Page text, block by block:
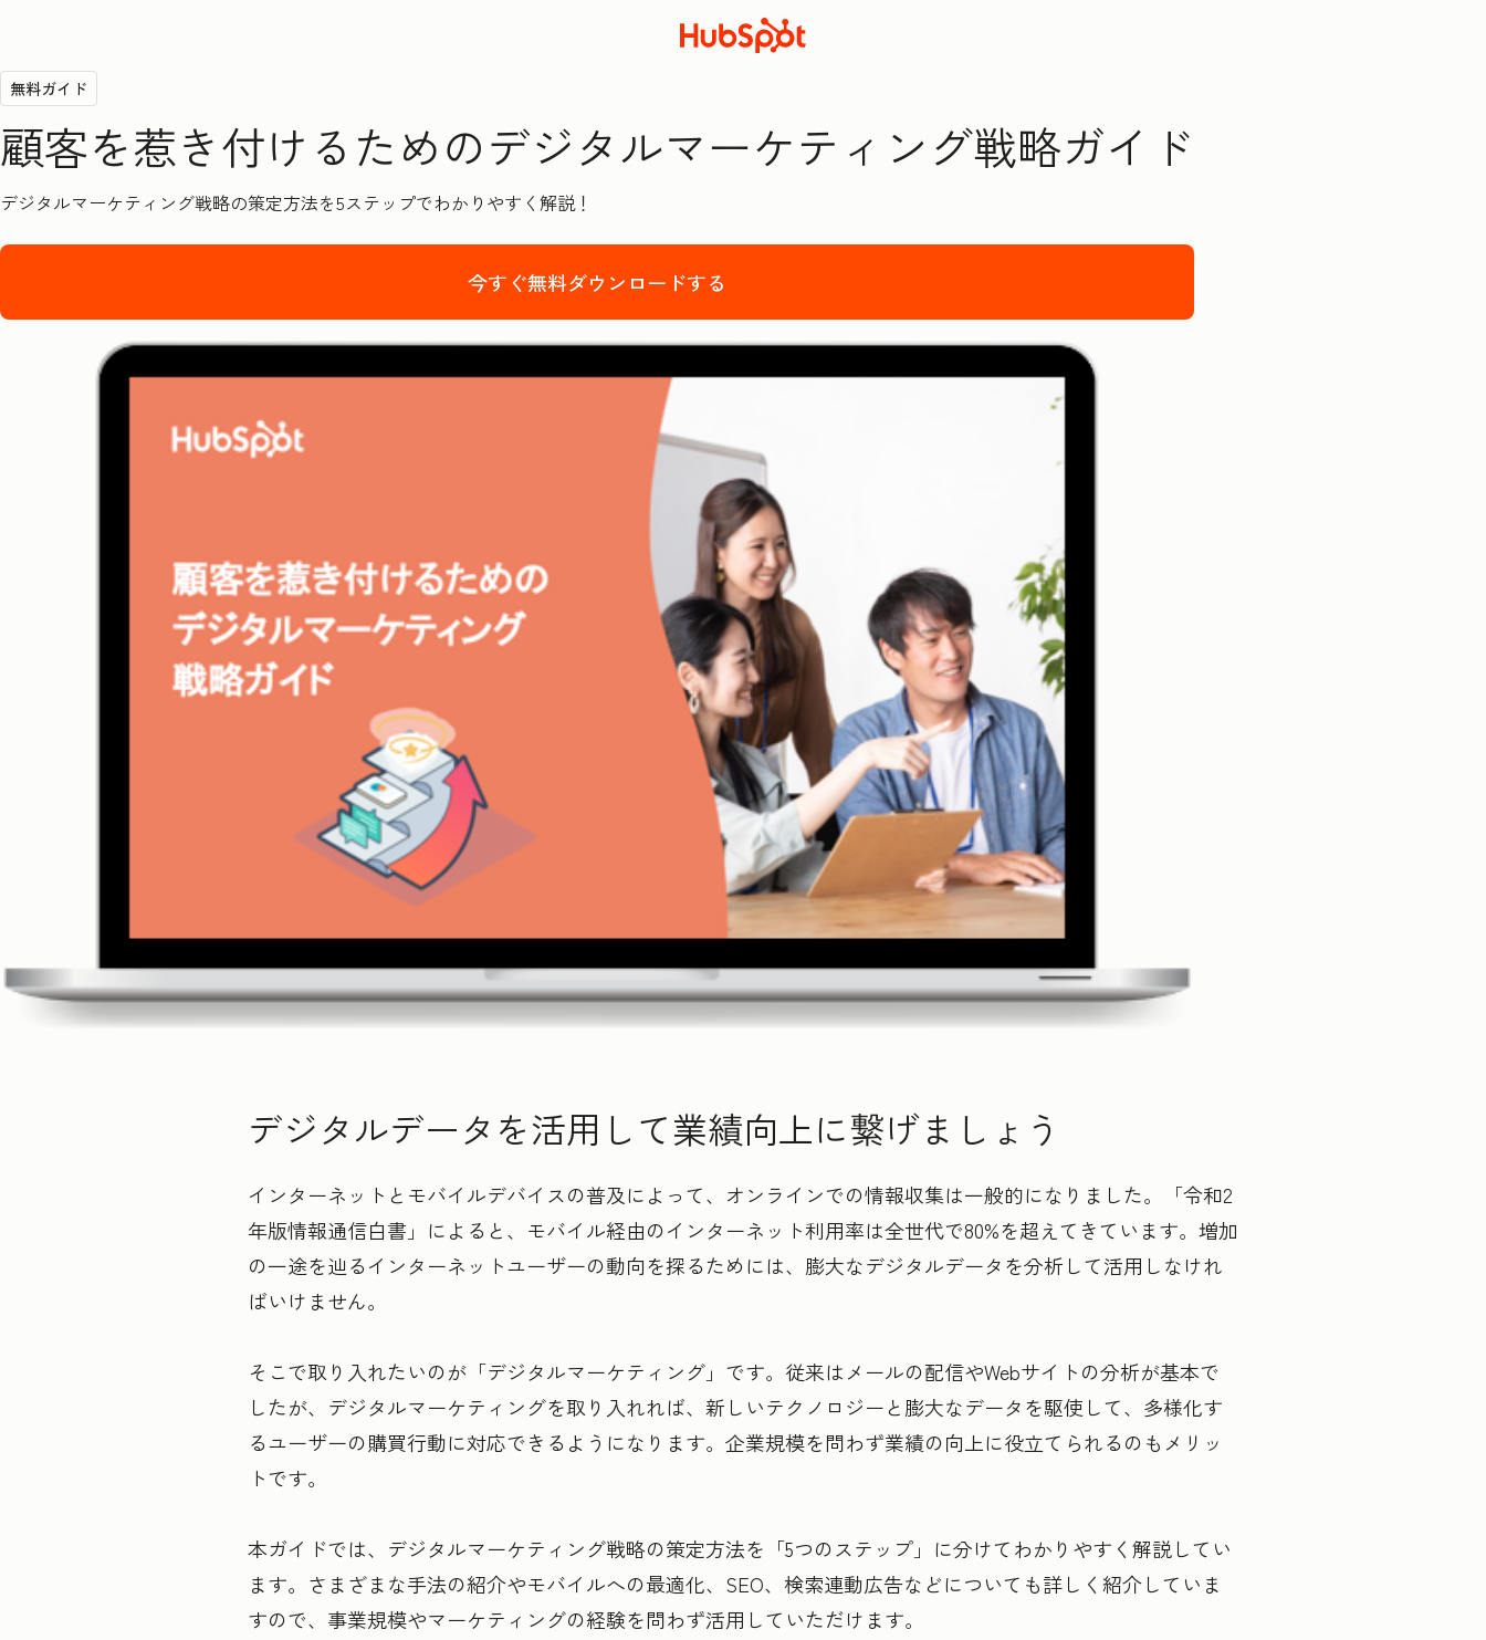
無料ガイド
顧客を惹き付けるためのデジタルマーケティング戦略ガイド
デジタルマーケティング戦略の策定方法を5ステップでわかりやすく解説！
今すぐ無料ダウンロードする
デジタルデータを活用して業績向上に繋げましょう
インターネットとモバイルデバイスの普及によって、オンラインでの情報収集は一般的になりました。「令和2
年版情報通信白書」によると、モバイル経由のインターネット利用率は全世代で80%を超えてきています。増加
の一途を辿るインターネットユーザーの動向を探るためには、膨大なデジタルデータを分析して活用しなけれ
ばいけません。
そこで取り入れたいのが「デジタルマーケティング」です。従来はメールの配信やWebサイトの分析が基本で
したが、デジタルマーケティングを取り入れれば、新しいテクノロジーと膨大なデータを駆使して、多様化す
るユーザーの購買行動に対応できるようになります。企業規模を問わず業績の向上に役立てられるのもメリッ
トです。
本ガイドでは、デジタルマーケティング戦略の策定方法を「5つのステップ」に分けてわかりやすく解説してい
ます。さまざまな手法の紹介やモバイルへの最適化、SEO、検索連動広告などについても詳しく紹介していま
すので、事業規模やマーケティングの経験を問わず活用していただけます。